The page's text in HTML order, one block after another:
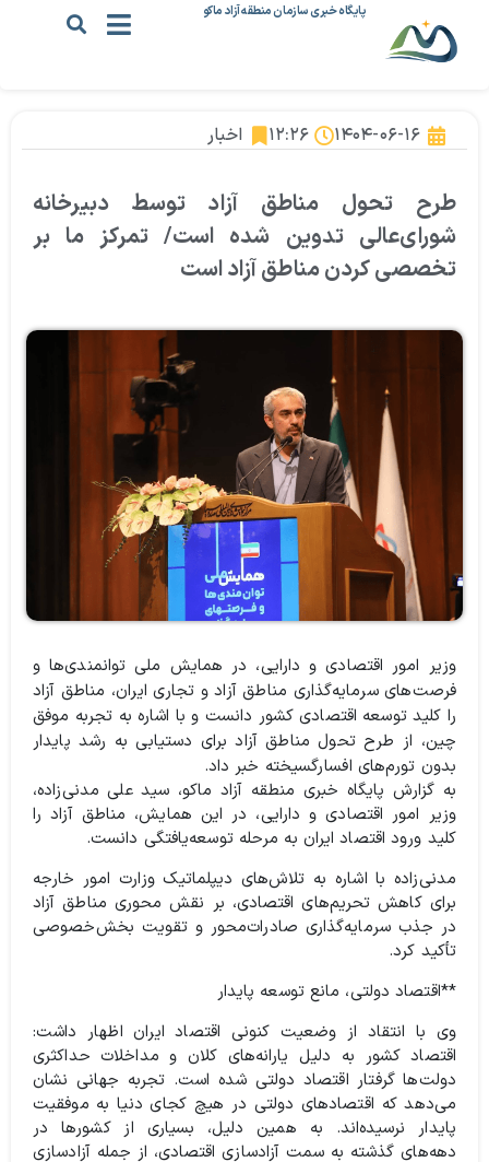
پایگاه خبری سازمان منطقه آزاد ماکو
۱۴۰۴-۰۶-۱۶ ۱۲:۲۶ اخبار
طرح تحول مناطق آزاد توسط دبیرخانه
شورای‌عالی تدوین شده است/ تمرکز ما بر
تخصصی کردن مناطق آزاد است
وزیر امور اقتصادی و دارایی، در همایش ملی توانمندی‌ها و
فرصت‌های سرمایه‌گذاری مناطق آزاد و تجاری ایران، مناطق آزاد
را کلید توسعه اقتصادی کشور دانست و با اشاره به تجربه موفق
چین، از طرح تحول مناطق آزاد برای دستیابی به رشد پایدار
بدون تورم‌های افسارگسیخته خبر داد.
به گزارش پایگاه خبری منطقه آزاد ماکو، سید علی مدنی‌زاده،
وزیر امور اقتصادی و دارایی، در این همایش، مناطق آزاد را
کلید ورود اقتصاد ایران به مرحله توسعه‌یافتگی دانست.
مد‌نی‌زاده با اشاره به تلاش‌های دیپلماتیک وزارت امور خارجه
برای کاهش تحریم‌های اقتصادی، بر نقش محوری مناطق آزاد
در جذب سرمایه‌گذاری صادرات‌محور و تقویت بخش‌خصوصی
تأکید کرد.
**اقتصاد دولتی، مانع توسعه پایدار
وی با انتقاد از وضعیت کنونی اقتصاد ایران اظهار داشت:
اقتصاد کشور به دلیل یارانه‌های کلان و مداخلات حداکثری
دولت‌ها گرفتار اقتصاد دولتی شده است. تجربه جهانی نشان
می‌دهد که اقتصادهای دولتی در هیچ کجای دنیا به موفقیت
پایدار نرسیده‌اند. به همین دلیل، بسیاری از کشورها در
دهه‌های گذشته به سمت آزادسازی اقتصادی، از جمله آزادسازی